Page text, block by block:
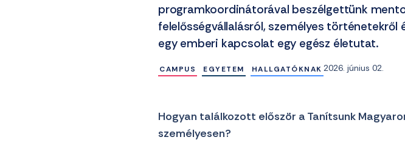
programkoordinátorával beszélgettünk
felelősségvállalásról, személyes
egy emberi kapcsolat egy egész életutat.
CAMPUS EGYETEM HALLGATÓKNAK 2026. június 02.
Hogyan találkozott először a Tanítsunk
személyesen?